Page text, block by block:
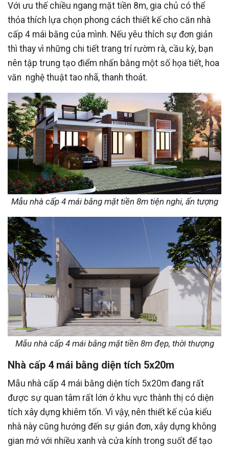
Với ưu thế chiều ngang mặt tiền 8m, gia chủ có thể
thỏa thích lựa chọn phong cách thiết kế cho căn nhà
cấp 4 mái bằng của mình. Nếu yêu thích sự đơn giản
thì thay vì những chi tiết trang trí rườm rà, cầu kỳ, bạn
nên tập trung tạo điểm nhấn bằng một số họa tiết, hoa
văn nghệ thuật tao nhã, thanh thoát.
Mẫu nhà cấp 4 mái bằng mặt tiền 8m tiện nghi, ấn tượng
Mẫu nhà cấp 4 mái bằng mặt tiền 8m đẹp, thời thượng
Nhà cấp 4 mái bằng diện tích 5x20m
Mẫu nhà cấp 4 mái bằng diện tích 5x20m đang rất
được sự quan tâm rất lớn ở khu vực thành thị có diện
tích xây dựng khiêm tốn. Vì vậy, nên thiết kế của kiểu
nhà này cũng hướng đến sự giản đơn, xây dựng không
gian mở với nhiều xanh và cửa kính trong suốt để tạo